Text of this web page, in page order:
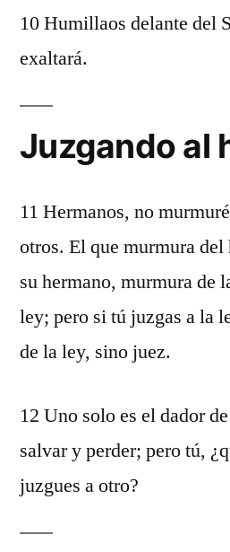
10 Humillaos delante del
exaltará.
Juzgando al
11 Hermanos, no
otros. El que murmura
su hermano, murmura de
ley; pero si tú juzgas a la
de la ley, sino juez.
12 Uno solo es el dador
salvar y perder; pero tú,
juzgues a otro?